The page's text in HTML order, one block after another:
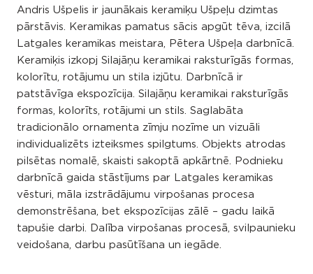
Andris Ušpelis ir jaunākais keramiķu Ušpeļu dzimtas
pārstāvis. Keramikas pamatus sācis apgūt tēva, izcilā
Latgales keramikas meistara, Pētera Ušpeļa darbnīcā.
Keramiķis izkopj Silajāņu keramikai raksturīgās formas,
kolorītu, rotājumu un stila izjūtu. Darbnīcā ir
patstāvīga ekspozīcija. Silajāņu keramikai raksturīgās
formas, kolorīts, rotājumi un stils. Saglabāta
tradicionālo ornamenta zīmju nozīme un vizuāli
individualizēts izteiksmes spilgtums. Objekts atrodas
pilsētas nomalē, skaisti sakoptā apkārtnē. Podnieku
darbnīcā gaida stāstījums par Latgales keramikas
vēsturi, māla izstrādājumu virpošanas procesa
demonstrēšana, bet ekspozīcijas zālē – gadu laikā
tapušie darbi. Dalība virpošanas procesā, svilpaunieku
veidošana, darbu pasūtīšana un iegāde.